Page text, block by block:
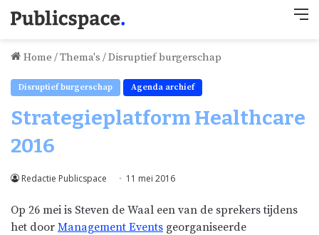
Home /Thema's /Disruptief burgerschap
Disruptief burgerschap Agenda archief
Strategieplatform Healthcare
2016
Redactie Publicspace 11 mei 2016
Op 26 mei is Steven de Waal een van de sprekers tijdens
het door Management Events georganiseerde